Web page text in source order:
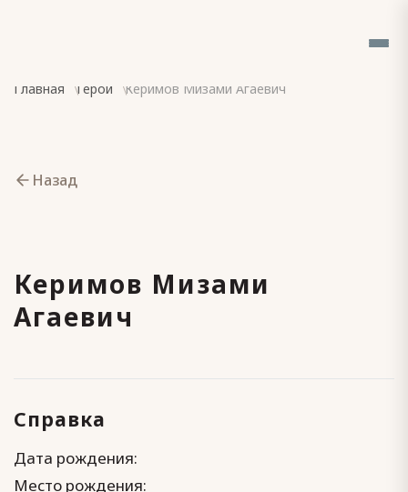
Главная Герои Керимов Мизами Агаевич
Назад
Керимов Мизами
Агаевич
Справка
Дата рождения:
Место рождения: